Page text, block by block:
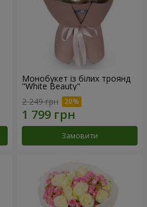
Монобукет із білих троянд
"White Beauty"
2 249 грн
Замовити